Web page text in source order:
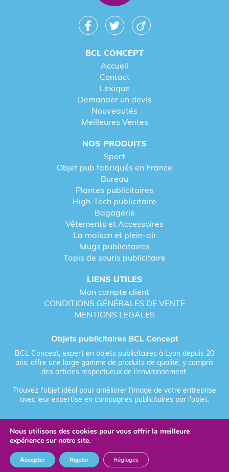
BCL CONCEPT
Accueil
Contact
Lexique
Demander un devis
Nouveautés
Meilleures Ventes
NOS PRODUITS
Sport
Objet pub fabriqués en France
Bureau
Plantes publicitaires
High-Tech publicitaire
Bagagerie
Vêtements et Accessoires
La maison et plein-air
Mugs publicitaires
Tapis de souris publicitaire
LIENS UTILES
Mon compte client
CONDITIONS GÉNÉRALES DE VENTE
MENTIONS LÉGALES
Objets publicitaires BCL Concept
BCL Concept, expert en objets publicitaires à Lyon depuis 20
ans, offre une large gamme de produits de qualité, y compris
des articles respectueux de l'environnement.
Trouvez l'objet idéal pour améliorer l'image de votre entreprise
avec leur expertise en campagnes publicitaires par l'objet.
© 2026 BCL Concept - Tous droits réservés - Objet Publicitaire
Fièrement forgé par Les Vikings
Nous utilisons des cookies pour vous offrir la meilleure
expérience sur notre site.
Accepter Rejeter Réglages